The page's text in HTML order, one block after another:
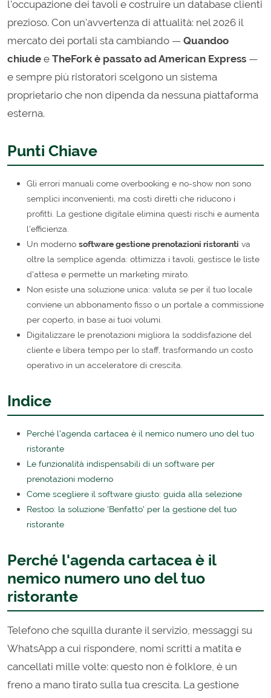
l'occupazione dei tavoli e costruire un database clienti
prezioso. Con un'avvertenza di attualità: nel 2026 il
mercato dei portali sta cambiando — Quandoo
chiude e TheFork è passato ad American Express —
e sempre più ristoratori scelgono un sistema
proprietario che non dipenda da nessuna piattaforma
esterna.
Punti Chiave
Gli errori manuali come overbooking e no-show non sono
semplici inconvenienti, ma costi diretti che riducono i
profitti. La gestione digitale elimina questi rischi e aumenta
l'efficienza.
Un moderno software gestione prenotazioni ristoranti va
oltre la semplice agenda: ottimizza i tavoli, gestisce le liste
d'attesa e permette un marketing mirato.
Non esiste una soluzione unica: valuta se per il tuo locale
conviene un abbonamento fisso o un portale a commissione
per coperto, in base ai tuoi volumi.
Digitalizzare le prenotazioni migliora la soddisfazione del
cliente e libera tempo per lo staff, trasformando un costo
operativo in un acceleratore di crescita.
Indice
Perché l'agenda cartacea è il nemico numero uno del tuo
ristorante
Le funzionalità indispensabili di un software per
prenotazioni moderno
Come scegliere il software giusto: guida alla selezione
Restoo: la soluzione 'Benfatto' per la gestione del tuo
ristorante
Perché l'agenda cartacea è il
nemico numero uno del tuo
ristorante
Telefono che squilla durante il servizio, messaggi su
WhatsApp a cui rispondere, nomi scritti a matita e
cancellati mille volte: questo non è folklore, è un
freno a mano tirato sulla tua crescita. La gestione